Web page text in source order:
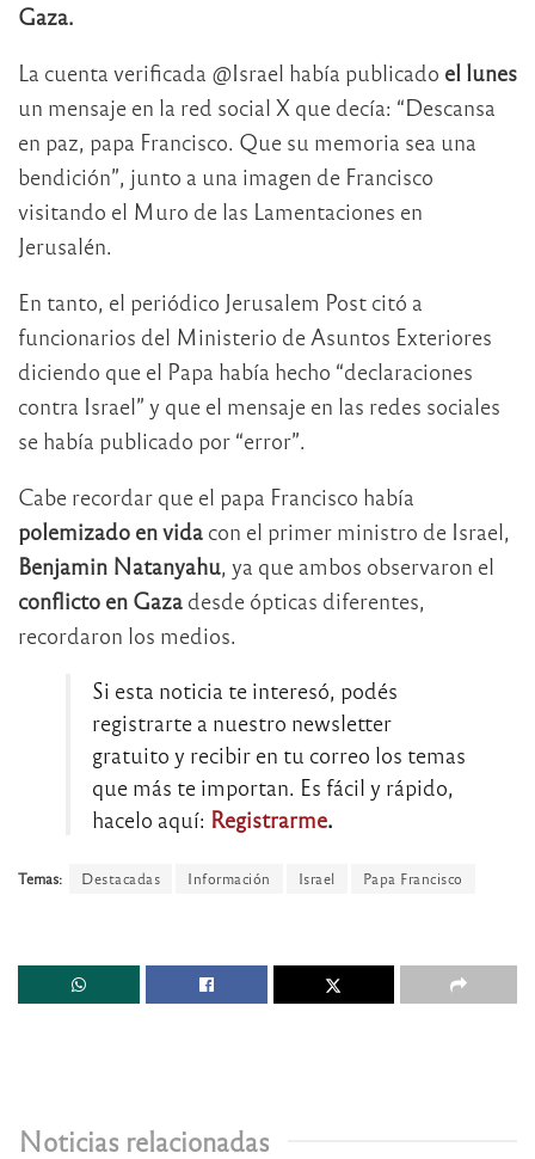
Gaza.
La cuenta verificada @Israel había publicado el lunes
un mensaje en la red social X que decía: “Descansa
en paz, papa Francisco. Que su memoria sea una
bendición”, junto a una imagen de Francisco
visitando el Muro de las Lamentaciones en
Jerusalén.
En tanto, el periódico Jerusalem Post citó a
funcionarios del Ministerio de Asuntos Exteriores
diciendo que el Papa había hecho “declaraciones
contra Israel” y que el mensaje en las redes sociales
se había publicado por “error”.
Cabe recordar que el papa Francisco había
polemizado en vida con el primer ministro de Israel,
Benjamin Natanyahu, ya que ambos observaron el
conflicto en Gaza desde ópticas diferentes,
recordaron los medios.
Si esta noticia te interesó, podés
registrarte a nuestro newsletter
gratuito y recibir en tu correo los temas
que más te importan. Es fácil y rápido,
hacelo aquí: Registrarme.
Temas: Destacadas Información Israel Papa Francisco
Noticias relacionadas